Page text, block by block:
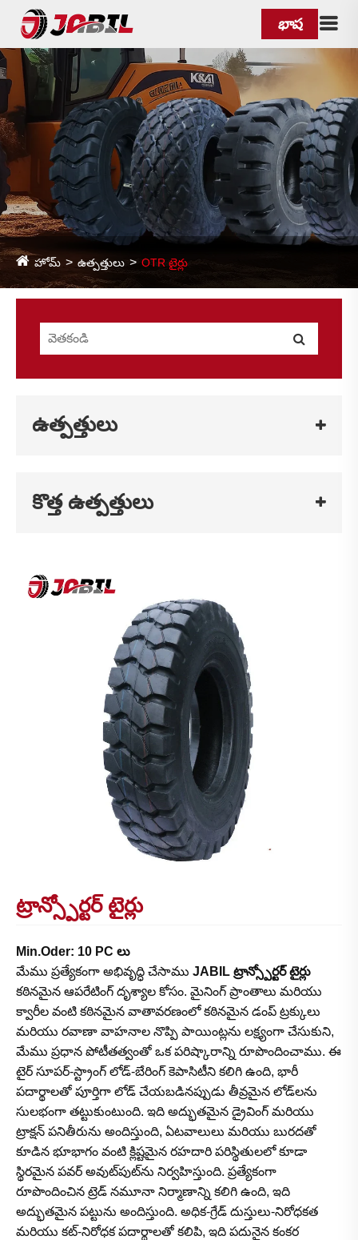
భాష
హోమ్ ఉత్పత్తులు OTR టైర్లు
ఉత్పత్తులు
కొత్త ఉత్పత్తులు
ట్రాన్స్పోర్టర్ టైర్లు
Min.Oder: 10 PC లు
మేము ప్రత్యేకంగా అభివృద్ధి చేసాము JABIL ట్రాన్స్పోర్టర్ టైర్లు
కఠినమైన ఆపరేటింగ్ దృశ్యాల కోసం. మైనింగ్ ప్రాంతాలు మరియు
క్వారీల వంటి కఠినమైన వాతావరణంలో కఠినమైన డంప్ ట్రక్కులు
మరియు రవాణా వాహనాల నొప్పి పాయింట్లను లక్ష్యంగా చేసుకుని,
మేము ప్రధాన పోటీతత్వంతో ఒక పరిష్కారాన్ని రూపొందించాము. ఈ
టైర్ సూపర్-స్ట్రాంగ్ లోడ్-బేరింగ్ కెపాసిటీని కలిగి ఉంది, భారీ
పదార్థాలతో పూర్తిగా లోడ్ చేయబడినప్పుడు తీవ్రమైన లోడ్‌లను
సులభంగా తట్టుకుంటుంది. ఇది అద్భుతమైన డ్రైవింగ్ మరియు
ట్రాక్షన్ పనితీరును అందిస్తుంది, ఏటవాలులు మరియు బురదతో
కూడిన భూభాగం వంటి క్లిష్టమైన రహదారి పరిస్థితులలో కూడా
స్థిరమైన పవర్ అవుట్‌పుట్‌ను నిర్వహిస్తుంది. ప్రత్యేకంగా
రూపొందించిన ట్రెడ్ నమూనా నిర్మాణాన్ని కలిగి ఉంది, ఇది
అద్భుతమైన పట్టును అందిస్తుంది. అధిక-గ్రేడ్ దుస్తులు-నిరోధకత
మరియు కట్-నిరోధక పదార్థాలతో కలిపి, ఇది పదునైన కంకర